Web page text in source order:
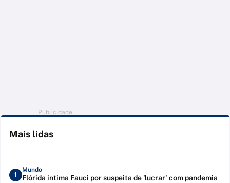
Publicidade
Mais lidas
1
Mundo
Flórida intima Fauci por suspeita de 'lucrar' com pandemia